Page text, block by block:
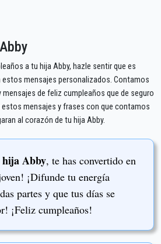
a tu hija Abby, hazle sentir que es
estos mensajes personalizados. Contamos
mensajes de feliz cumpleaños que de seguro
mensajes y frases con que contamos
al corazón de tu hija Abby.
hija Abby, te has convertido en
¡Difunde tu energía
partes y que tus días se
¡Feliz cumpleaños!